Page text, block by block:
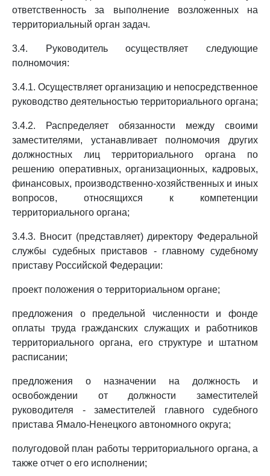
ответственность за выполнение возложенных на
территориальный орган задач.
3.4. Руководитель осуществляет следующие
полномочия:
3.4.1. Осуществляет организацию и непосредственное
руководство деятельностью территориального органа;
3.4.2. Распределяет обязанности между своими
заместителями, устанавливает полномочия других
должностных лиц территориального органа по
решению оперативных, организационных, кадровых,
финансовых, производственно-хозяйственных и иных
вопросов, относящихся к компетенции
территориального органа;
3.4.3. Вносит (представляет) директору Федеральной
службы судебных приставов - главному судебному
приставу Российской Федерации:
проект положения о территориальном органе;
предложения о предельной численности и фонде
оплаты труда гражданских служащих и работников
территориального органа, его структуре и штатном
расписании;
предложения о назначении на должность и
освобождении от должности заместителей
руководителя - заместителей главного судебного
пристава Ямало-Ненецкого автономного округа;
полугодовой план работы территориального органа, а
также отчет о его исполнении;